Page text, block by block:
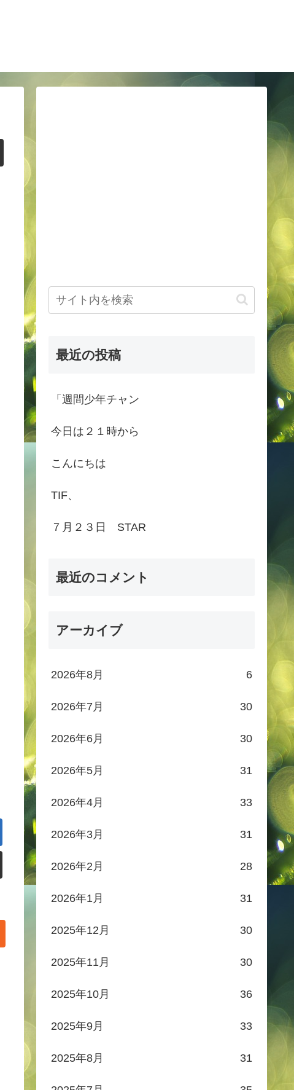
最近の投稿
「週間少年チャン
今日は２１時から
こんにちは
TIF、
７月２３日 STAR
最近のコメント
アーカイブ
2026年8月 6
2026年7月 30
2026年6月 30
2026年5月 31
2026年4月 33
2026年3月 31
2026年2月 28
2026年1月 31
2025年12月 30
2025年11月 30
2025年10月 36
2025年9月 33
2025年8月 31